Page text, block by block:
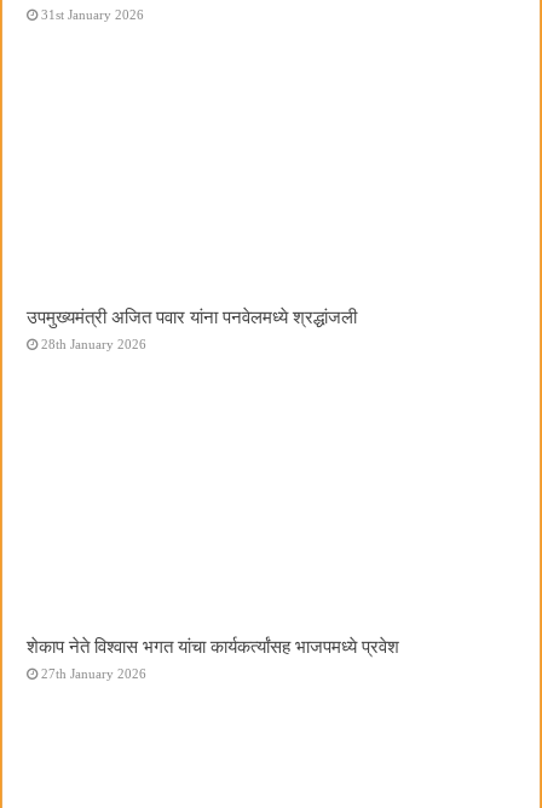
31st January 2026
उपमुख्यमंत्री अजित पवार यांना पनवेलमध्ये श्रद्धांजली
28th January 2026
शेकाप नेते विश्वास भगत यांचा कार्यकर्त्यांसह भाजपमध्ये प्रवेश
27th January 2026